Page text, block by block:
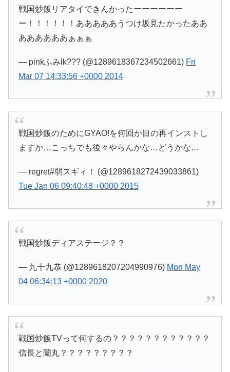
戦国炒飯リアタイできんかったーーーーーー
ー！！！！！！あああああうつけ坂見たかったああ
ああああああぁぁぁ
— pinkふみlk??? (@1289618367234502661) Fri
Mar 07 14:33:56 +0000 2014
戦国炒飯のためにGYAO!を何回か目の再インストし
ますか…こっちでも後々やらんかな…どうかな…
— regret#弱スギィ！ (@1289618272439033861)
Tue Jan 06 09:40:48 +0000 2015
戦国炒飯ディアステージ？？
— 九十九恭 (@1289618207204990976) Mon May
04 06:34:13 +0000 2020
戦国炒飯TVって何するの？？？？？？？？？？？？
信長と蘭丸？？？？？？？？？